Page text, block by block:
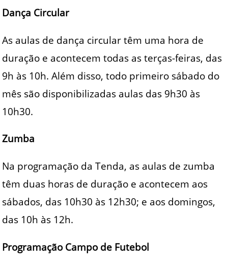
Dança Circular
As aulas de dança circular têm uma hora de
duração e acontecem todas as terças-feiras, das
9h às 10h. Além disso, todo primeiro sábado do
mês são disponibilizadas aulas das 9h30 às
10h30.
Zumba
Na programação da Tenda, as aulas de zumba
têm duas horas de duração e acontecem aos
sábados, das 10h30 às 12h30; e aos domingos,
das 10h às 12h.
Programação Campo de Futebol